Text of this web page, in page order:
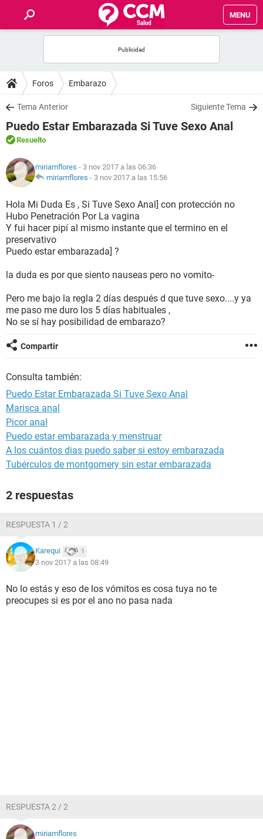
MENU
FOROS
SALUD
FAMILIA
NUTRICIÓN
SEXUALIDAD
GLOSARIO
Foros Embarazo
Tema Anterior Siguiente Tema
Puedo Estar Embarazada Si Tuve Sexo Anal
Resuelto
miriamflores - 3 nov 2017 a las 06:36
miriamflores - 3 nov 2017 a las 15:56
Hola Mi Duda Es , Si Tuve Sexo Anal] con protección no
Hubo Penetración Por La vagina
Y fui hacer pipí al mismo instante que el termino en el
preservativo
Puedo estar embarazada] ?
la duda es por que siento nauseas pero no vomito-
Pero me bajo la regla 2 días después d que tuve sexo....y ya
me paso me duro los 5 días habituales ,
No se sí hay posibilidad de embarazo?
Compartir
Consulta también:
Puedo Estar Embarazada Si Tuve Sexo Anal
Marisca anal
Picor anal
Puedo estar embarazada y menstruar
A los cuántos dias puedo saber si estoy embarazada
Tubérculos de montgomery sin estar embarazada
2 respuestas
RESPUESTA 1 / 2
Karequi 1
3 nov 2017 a las 08:49
No lo estás y eso de los vómitos es cosa tuya no te
preocupes si es por el ano no pasa nada
RESPUESTA 2 / 2
miriamflores